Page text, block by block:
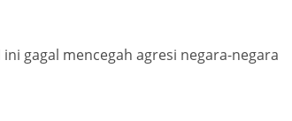
gagal mencegah agresi negara-negara